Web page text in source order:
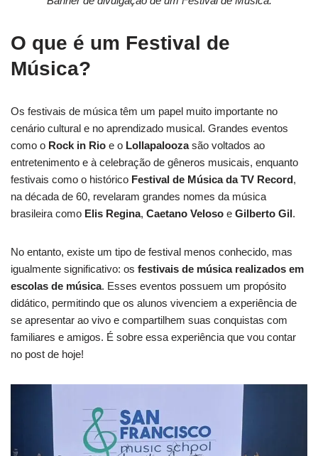
O que é um Festival de
Música?
Os festivais de música têm um papel muito importante no
cenário cultural e no aprendizado musical. Grandes eventos
como o Rock in Rio e o Lollapaloozasão voltados ao
entretenimento e à celebração de gêneros musicais, enquanto
festivais como o histórico Festival de Música da TV Record,
na década de 60, revelaram grandes nomes da música
brasileira como Elis Regina, Caetano Veloso e Gilberto Gil.
No entanto, existe um tipo de festival menos conhecido, mas
igualmente significativo: os festivais de música realizados em
escolas de música. Esses eventos possuem um propósito
didático, permitindo que os alunos vivenciem a experiência de
se apresentar ao vivo e compartilhem suas conquistas com
familiares e amigos. É sobre essa experiência que vou contar
no post de hoje!